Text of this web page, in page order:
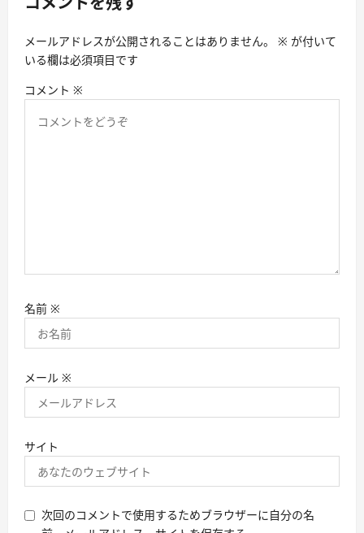
ン
メールアドレスが公開されることはありません。 ※ が付いて
いる欄は必須項目です
コメント ※
名前 ※
メール ※
サイト
次回のコメントで使用するためブラウザーに自分の名